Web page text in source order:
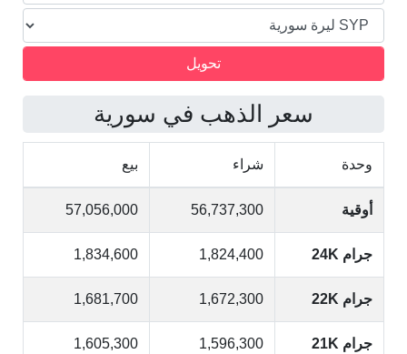
سعر الذهب في سورية
وحدة شراء بيع
أوقية 56,737,300
57,056,000
جرام 24K 1,824,400
1,834,600
جرام 22K 1,672,300
1,681,700
جرام 21K 1,596,300
1,605,300